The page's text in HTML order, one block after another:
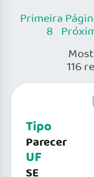
Primeira
8
116
Tipo
Parecer
UF